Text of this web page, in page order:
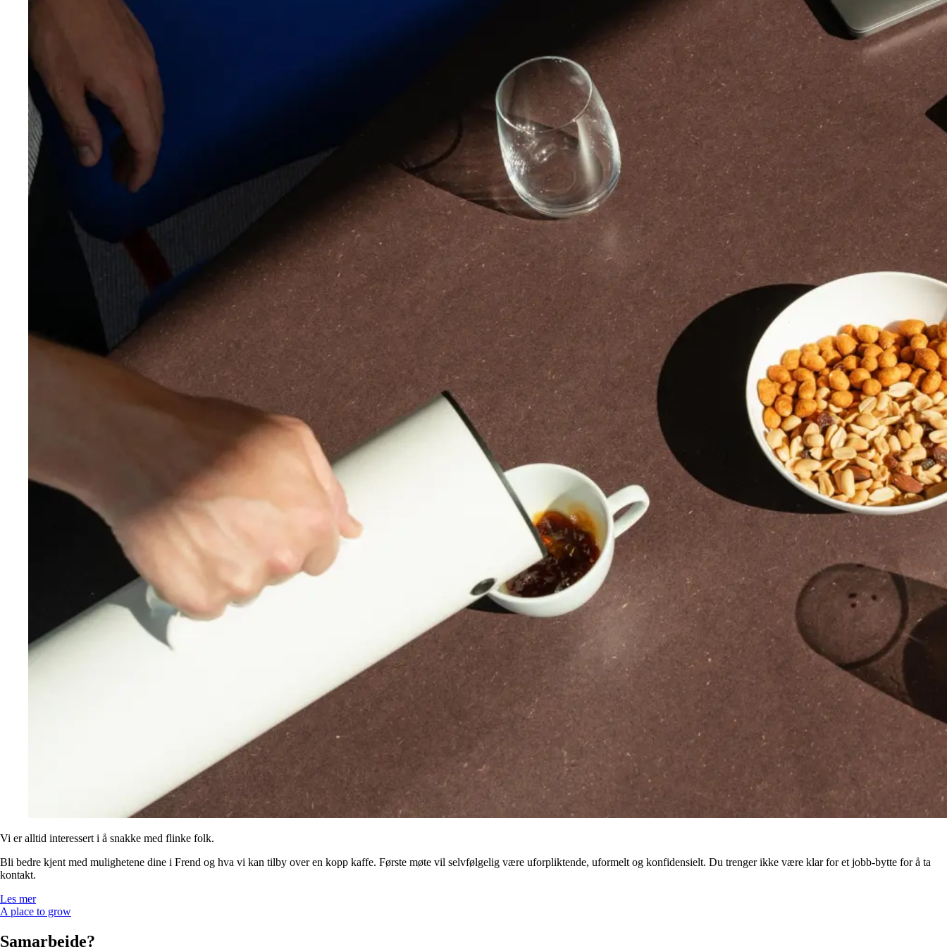
Vi er alltid interessert i å snakke med flinke folk.
Bli bedre kjent med mulighetene dine i Frend og hva vi kan tilby over en kopp kaffe. Første møte vil selvfølgelig være uforpliktende, uformelt og konfidensielt. Du trenger ikke være klar for et jobb-bytte for å ta
kontakt.
Les mer
A place to grow
Samarbeide?